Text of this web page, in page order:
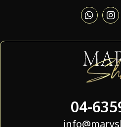
04-